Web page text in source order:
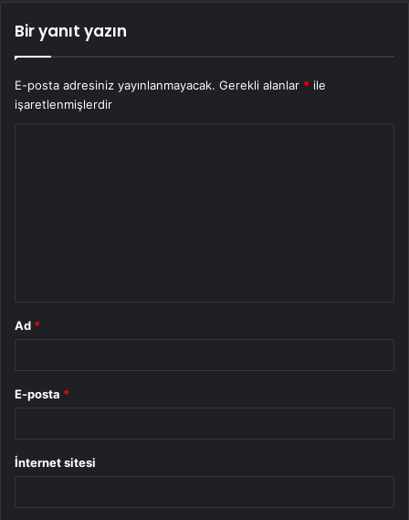
Bir yanıt yazın
E-posta adresiniz yayınlanmayacak. Gerekli alanlar * ile
işaretlenmişlerdir
Ad *
E-posta *
İnternet sitesi